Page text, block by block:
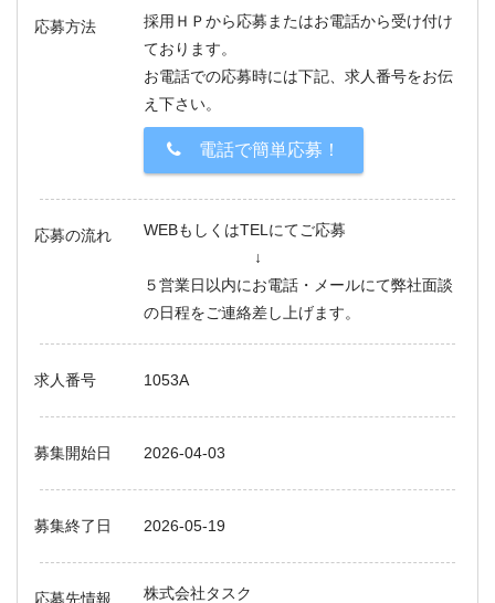
応募方法
採用ＨＰから応募またはお電話から受け付け
ております。
お電話での応募時には下記、求人番号をお伝
え下さい。
電話で簡単応募！
応募の流れ
WEBもしくはTELにてご応募
↓
５営業日以内にお電話・メールにて弊社面談
の日程をご連絡差し上げます。
求人番号 1053A
募集開始日 2026-04-03
募集終了日 2026-05-19
応募先情報
株式会社タスク